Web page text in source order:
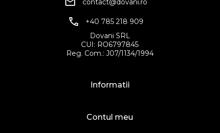
contact@dovani.ro
+40 785 218 909
Dovani SRL
CUI: RO6797845
Reg. Com.: J07/1134/1994
Informatii
Contul meu